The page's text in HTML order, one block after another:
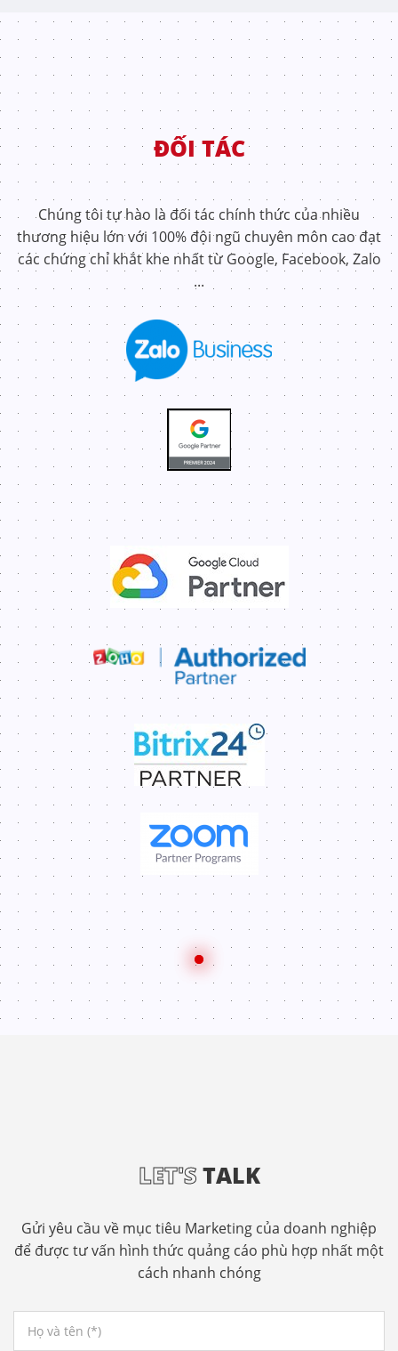
ĐỐI TÁC
Chúng tôi tự hào là đối tác chính thức của nhiều
thương hiệu lớn với 100% đội ngũ chuyên môn cao đạt
các chứng chỉ khắt khe nhất từ Google, Facebook, Zalo
...
LET'STALK
Gửi yêu cầu về mục tiêu Marketing của doanh nghiệp
để được tư vấn hình thức quảng cáo phù hợp nhất một
cách nhanh chóng